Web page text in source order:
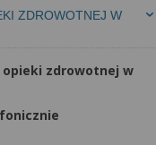
ZDROWOTNEJ W
zdrowotnej w